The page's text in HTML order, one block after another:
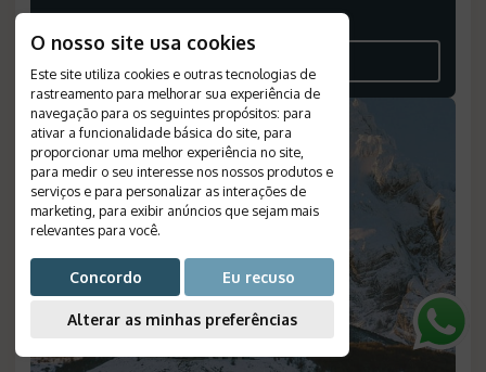
O nosso site usa cookies
Este site utiliza cookies e outras tecnologias de
rastreamento para melhorar sua experiência de
navegação para os seguintes propósitos: para
ativar a funcionalidade básica do site para
proporcionar uma melhor experiência no site
para medir o seu interesse nos nossos produtos e
serviços e para personalizar as interações de
marketing para exibir anúncios que sejam mais
relevantes para você.
Concordo Eu recuso
Alterar as minhas preferências
OFERTA